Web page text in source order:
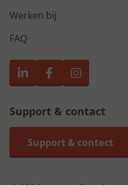
Werken bij
FAQ
Support & contact
Support & contact